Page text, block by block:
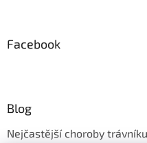
Facebook
Blog
Nejčastější choroby